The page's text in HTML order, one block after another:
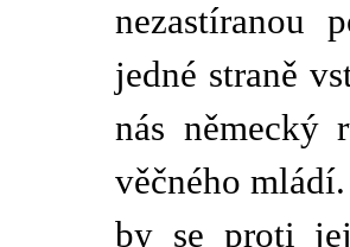
nezastíranou
jedné straně
nás německý
věčného
by se proti